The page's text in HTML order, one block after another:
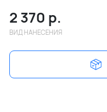
2 370 р.
ВИД НАНЕСЕНИЯ